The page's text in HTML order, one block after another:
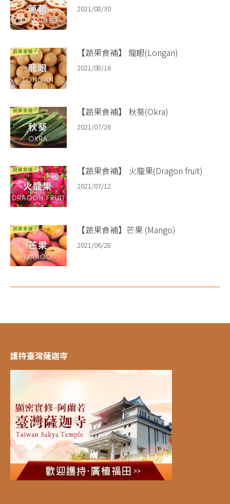
2021/08/30
【蔬果食補】 龍眼(Longan)​
2021/08/16
【蔬果食補】 秋葵(Okra)​
2021/07/26
【蔬果食補】 火龍果(Dragon fruit)​
2021/07/12
【蔬果食補】芒果 (Mango)
2021/06/28
護持臺灣薩迦寺